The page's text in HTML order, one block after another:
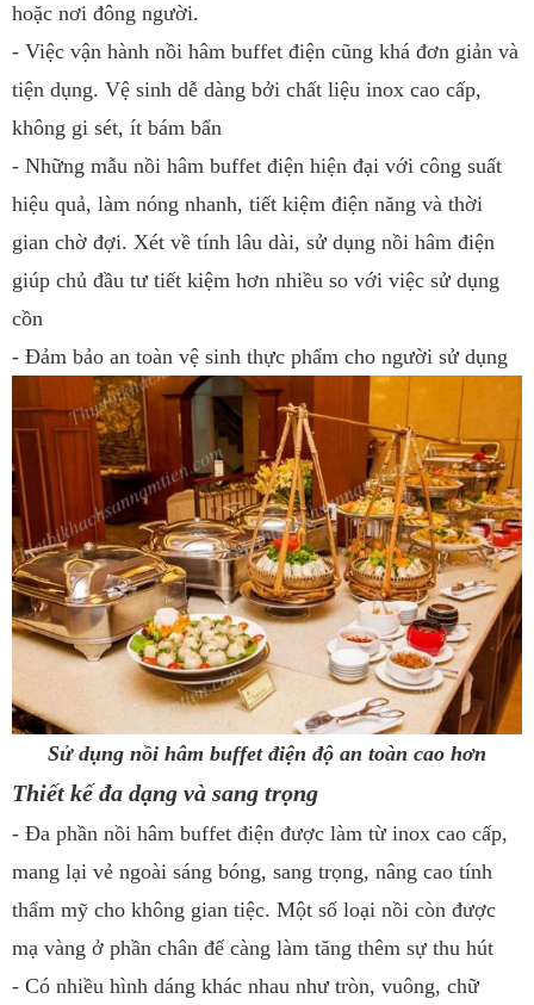
hoặc nơi đông người.
- Việc vận hành nồi hâm buffet điện cũng khá đơn giản và
tiện dụng. Vệ sinh dễ dàng bởi chất liệu inox cao cấp,
không gi sét, ít bám bẩn
- Những mẫu nồi hâm buffet điện hiện đại với công suất
hiệu quả, làm nóng nhanh, tiết kiệm điện năng và thời
gian chờ đợi. Xét về tính lâu dài, sử dụng nồi hâm điện
giúp chủ đầu tư tiết kiệm hơn nhiều so với việc sử dụng
cồn
- Đảm bảo an toàn vệ sinh thực phẩm cho người sử dụng
Sử dụng nồi hâm buffet điện độ an toàn cao hơn
Thiết kế đa dạng và sang trọng
- Đa phần nồi hâm buffet điện được làm từ inox cao cấp,
mang lại vẻ ngoài sáng bóng, sang trọng, nâng cao tính
thẩm mỹ cho không gian tiệc. Một số loại nồi còn được
mạ vàng ở phần chân đế càng làm tăng thêm sự thu hút
- Có nhiều hình dáng khác nhau như tròn, vuông, chữ